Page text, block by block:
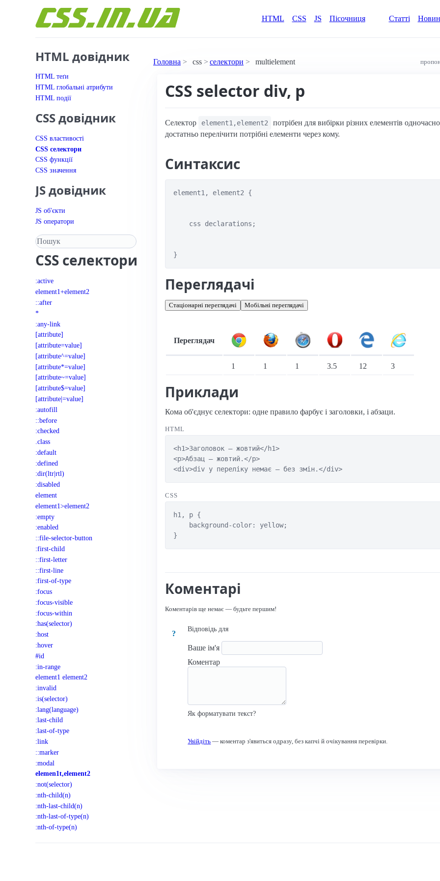
HTML
CSS JS Пісочниця Статті
HTML довідник
HTML теґи
HTML глобальні атрибути
HTML події
CSS довідник
CSS властивості
CSS селектори
CSS функції
CSS значення
JS довідник
JS об'єкти
JS оператори
Пошук у довіднику
CSS селектори
:active
element1+element2
::after
*
:any-link
[attribute]
[attribute=value]
[attribute^=value]
[attribute*=value]
[attribute~=value]
[attribute$=value]
[attribute|=value]
:autofill
::before
:checked
.class
:default
:defined
:dir(ltr|rtl)
:disabled
element
element1>element2
:empty
:enabled
::file-selector-button
:first-child
::first-letter
::first-line
:first-of-type
:focus
:focus-visible
:focus-within
:has(selector)
:host
:hover
#id
:in-range
element1 element2
:invalid
:is(selector)
:lang(language)
:last-child
:last-of-type
:link
::marker
:modal
elemen1t,element2
:not(selector)
:nth-child(n)
:nth-last-child(n)
:nth-last-of-type(n)
:nth-of-type(n)
Головна css селектори multielement
CSS selector div, p
Селектор element1,element2
потрібен для вибірки різних елементів
достатньо перелічити потрібні елементи через кому.
Синтаксис
element1, element2 {
    css declarations;
}
Переглядачі
Стаціонарні переглядачі Мобільні переглядачі
Переглядач
1 1 1 3.5 12 3
Приклади
Кома об'єднує селектори: одне правило фарбує і заголовки, і абзаци.
HTML
<h1>Заголовок — жовтий</h1>
<p>Абзац — жовтий.</p>
<div>div у переліку немає — без змін.</div>
CSS
h1, p {
    background-color: yellow;
}
Коментарі
Коментарів ще немає — будьте першим!
?
Відповідь для
Ваше ім'я
Коментар
Як форматувати текст?
Увійдіть — коментар з'явиться одразу, без капчі й очікування перевірки.